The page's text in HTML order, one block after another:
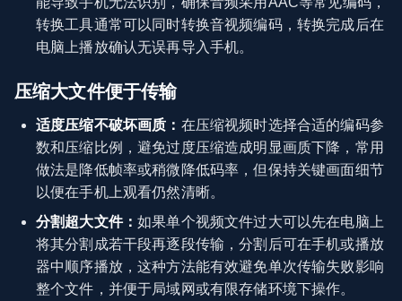
转换工具通常可以同时转换音视频编码，转换完成后在
电脑上播放确认无误再导入手机。
压缩大文件便于传输
适度压缩不破坏画质： 在压缩视频时选择合适的编码参
数和压缩比例，避免过度压缩造成明显画质下降，常用
做法是降低帧率或稍微降低码率，但保持关键画面细节
以便在手机上观看仍然清晰。
分割超大文件：如果单个视频文件过大可以先在电脑上
将其分割成若干段再逐段传输，分割后可在手机或播放
器中顺序播放，这种方法能有效避免单次传输失败影响
整个文件，并便于局域网或有限存储环境下操作。